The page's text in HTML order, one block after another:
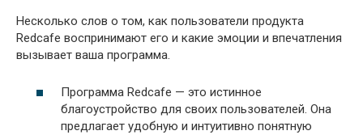
Несколько слов о том, как пользователи продукта
Redcafe воспринимают его и какие эмоции и впечатления
вызывает ваша программа.
Программа Redcafe — это истинное
благоустройство для своих пользователей. Она
предлагает удобную и интуитивно понятную